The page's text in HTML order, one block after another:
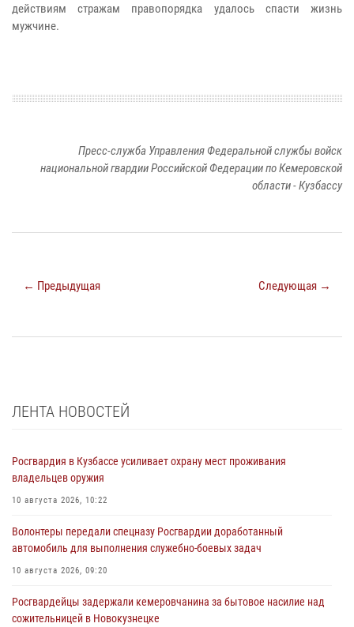
действиям стражам правопорядка удалось спасти жизнь
мужчине.
Пресс-служба Управления Федеральной службы войск
национальной гвардии Российской Федерации по Кемеровской
области - Кузбассу
← Предыдущая Следующая →
ЛЕНТА НОВОСТЕЙ
Росгвардия в Кузбассе усиливает охрану мест проживания
владельцев оружия
10 августа 2026, 10:22
Волонтеры передали спецназу Росгвардии доработанный
автомобиль для выполнения служебно-боевых задач
10 августа 2026, 09:20
Росгвардейцы задержали кемеровчанина за бытовое насилие над
сожительницей в Новокузнецке